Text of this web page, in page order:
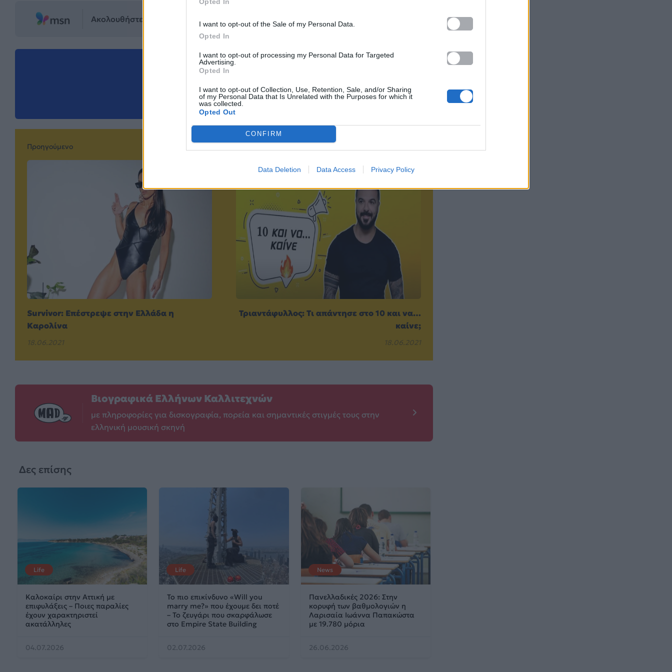
I want to opt-out of the Sale of my Personal Data.
Opted In
I want to opt-out of processing my Personal Data for Targeted
Advertising.
Opted In
I want to opt-out of Collection, Use, Retention, Sale, and/or Sharing
of my Personal Data that Is Unrelated with the Purposes for which it
was collected.
Opted Out
CONFIRM
Data Deletion Data Access Privacy Policy
Ακολουθήστε το Mad.gr στο MSN
Μοιράσου αυτό το άρθρο
Προηγούμενο
Survivor: Επέστρεψε στην Ελλάδα η
Καρολίνα
18.06.2021
Τριαντάφυλλος: Τι απάντησε στο 10 και να…
καίνε;
18.06.2021
Βιογραφικά Ελλήνων Καλλιτεχνών
με πληροφορίες για δισκογραφία, πορεία και σημαντικές στιγμές τους στην
ελληνική μουσική σκηνή
Δες επίσης
Life
Καλοκαίρι στην Αττική με
επιφυλάξεις – Ποιες παραλίες
έχουν χαρακτηριστεί
ακατάλληλες
04.07.2026
Life
Το πιο επικίνδυνο «Will you
marry me?» που έχουμε δει ποτέ
– Το ζευγάρι που σκαρφάλωσε
στο Empire State Building
02.07.2026
News
Πανελλαδικές 2026: Στην
κορυφή των βαθμολογιών η
Λαρισαία Ιωάννα Παπακώστα
με 19.780 μόρια
26.06.2026